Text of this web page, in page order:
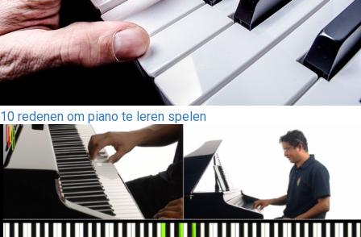
10 redenen om piano te leren spelen